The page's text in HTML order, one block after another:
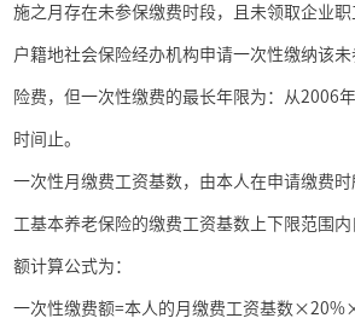
施之月存在未参保缴费时段，且未领取企业
户籍地社会保险经办机构申请一次性缴纳该
险费，但一次性缴费的最长年限为：从2006年
时间止。
一次性月缴费工资基数，由本人在申请缴费
工基本养老保险的缴费工资基数上下限范围
额计算公式为：
一次性缴费额=本人的月缴费工资基数×20%